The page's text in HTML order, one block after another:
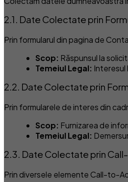
2.1. Date Colectate prin
Prin formularul din pagina de
Scop: Răspunsul la
Temeiul Legal: Interesul
2.2. Date Colectate prin
Prin formularele de interes din
Scop: Furnizarea de
Temeiul Legal:
2.3. Date Colectate prin
Prin diversele elemente Call-to-